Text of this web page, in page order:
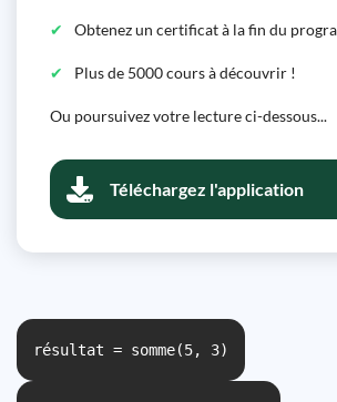
Obtenez un certificat à la fin du
Plus de 5000 cours à découvrir !
Ou poursuivez votre lecture ci-dessous...
Téléchargez l'application
résultat = somme(5, 3)